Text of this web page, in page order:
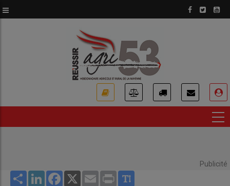
au
Publicité
Share LinkedInFacebook
X Email Print